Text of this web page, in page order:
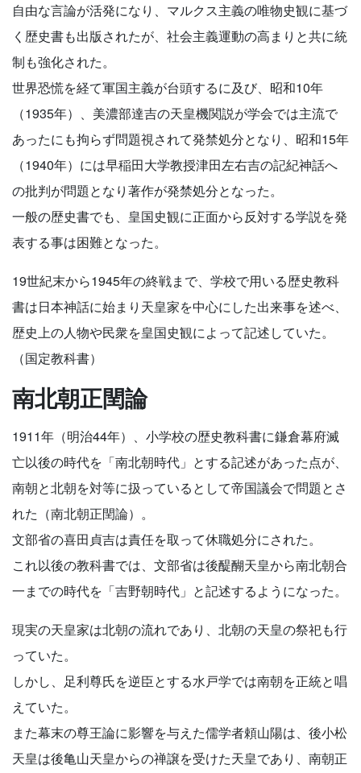
自由な言論が活発になり、マルクス主義の唯物史観に基づ
く歴史書も出版されたが、社会主義運動の高まりと共に統
制も強化された。
世界恐慌を経て軍国主義が台頭するに及び、昭和10年
（1935年）、美濃部達吉の天皇機関説が学会では主流で
あったにも拘らず問題視されて発禁処分となり、昭和15年
（1940年）には早稲田大学教授津田左右吉の記紀神話へ
の批判が問題となり著作が発禁処分となった。
一般の歴史書でも、皇国史観に正面から反対する学説を発
表する事は困難となった。
19世紀末から1945年の終戦まで、学校で用いる歴史教科
書は日本神話に始まり天皇家を中心にした出来事を述べ、
歴史上の人物や民衆を皇国史観によって記述していた。
（国定教科書）
南北朝正閏論
1911年（明治44年）、小学校の歴史教科書に鎌倉幕府滅
亡以後の時代を「南北朝時代」とする記述があった点が、
南朝と北朝を対等に扱っているとして帝国議会で問題とさ
れた（南北朝正閏論）。
文部省の喜田貞吉は責任を取って休職処分にされた。
これ以後の教科書では、文部省は後醍醐天皇から南北朝合
一までの時代を「吉野朝時代」と記述するようになった。
現実の天皇家は北朝の流れであり、北朝の天皇の祭祀も行
っていた。
しかし、足利尊氏を逆臣とする水戸学では南朝を正統と唱
えていた。
また幕末の尊王論に影響を与えた儒学者頼山陽は、後小松
天皇は後亀山天皇からの禅譲を受けた天皇であり、南朝正